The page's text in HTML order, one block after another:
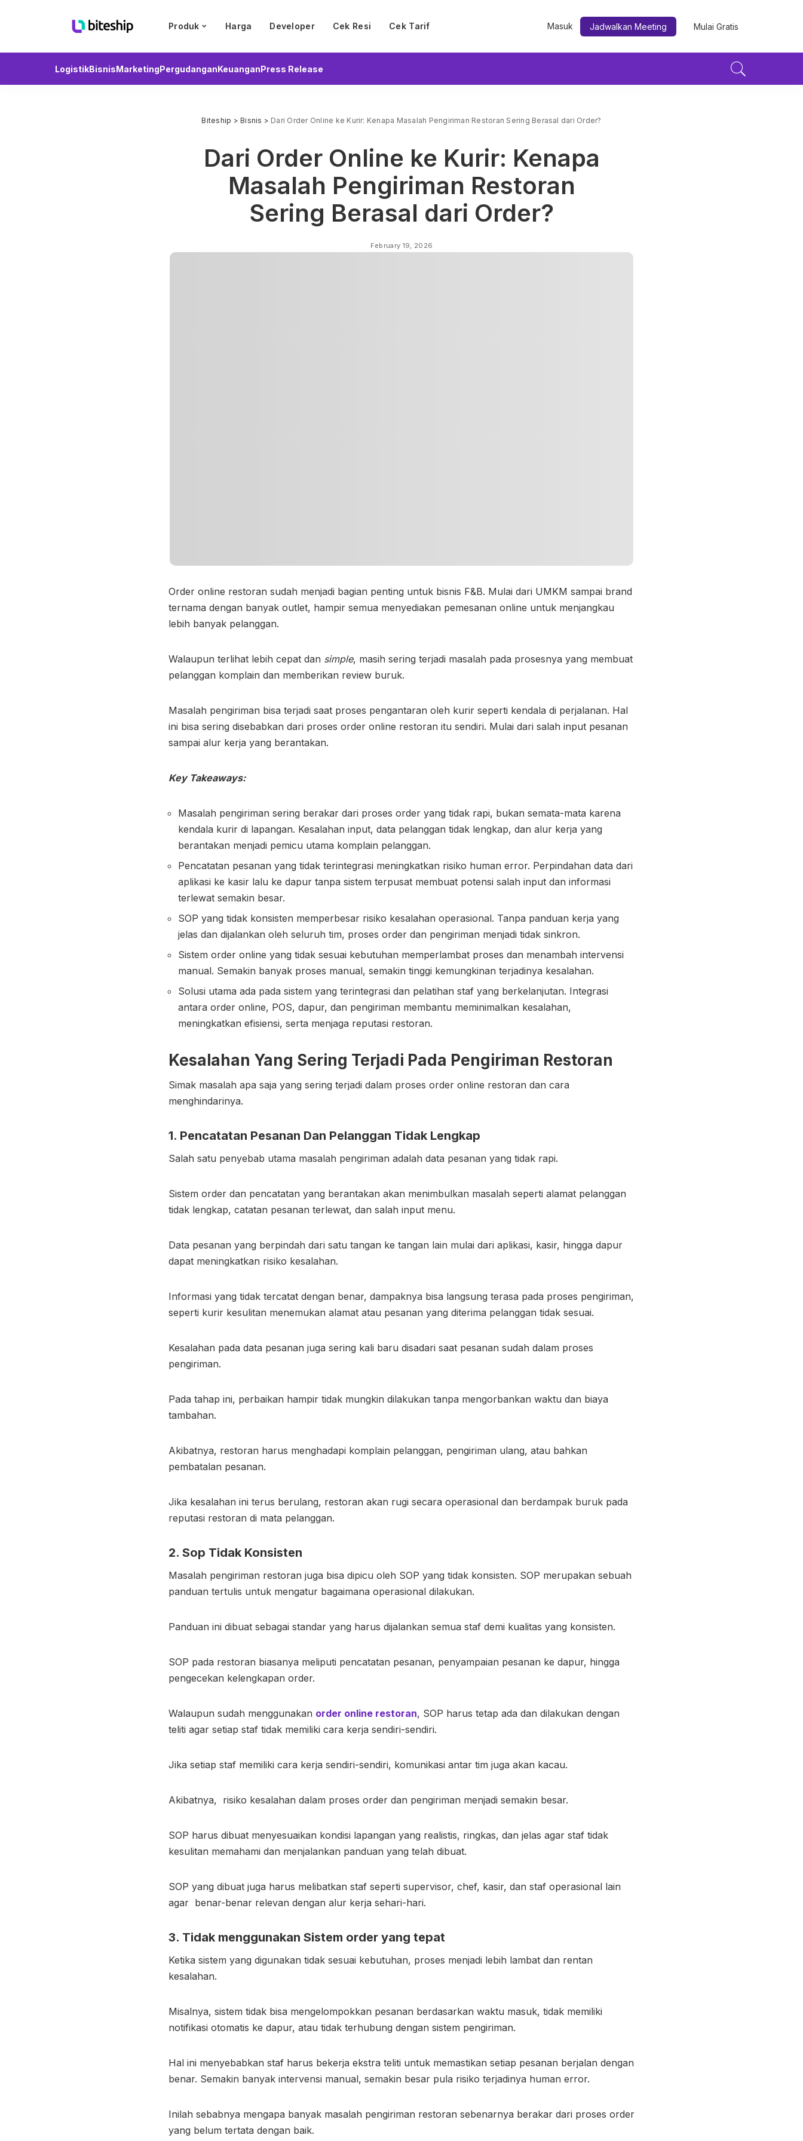
Produk Harga Developer Cek Resi Cek Tarif Masuk Jadwalkan Meeting Mulai Gratis
LogistikBisnisMarketingPergudanganKeuanganPress Release
Biteship >Bisnis > Dari Order Online ke Kurir: Kenapa Masalah Pengiriman Restoran Sering Berasal dari Order?
Dari Order Online ke Kurir: Kenapa
Masalah Pengiriman Restoran
Sering Berasal dari Order?
February 19, 2026
Order online restoran sudah menjadi bagian penting untuk bisnis F&B. Mulai dari UMKM sampai brand
ternama dengan banyak outlet, hampir semua menyediakan pemesanan online untuk menjangkau
lebih banyak pelanggan.
Walaupun terlihat lebih cepat dan simple, masih sering terjadi masalah pada prosesnya yang membuat
pelanggan komplain dan memberikan review buruk.
Masalah pengiriman bisa terjadi saat proses pengantaran oleh kurir seperti kendala di perjalanan. Hal
ini bisa sering disebabkan dari proses order online restoran itu sendiri. Mulai dari salah input pesanan
sampai alur kerja yang berantakan.
Key Takeaways:
Masalah pengiriman sering berakar dari proses order yang tidak rapi, bukan semata-mata karena
kendala kurir di lapangan. Kesalahan input, data pelanggan tidak lengkap, dan alur kerja yang
berantakan menjadi pemicu utama komplain pelanggan.
Pencatatan pesanan yang tidak terintegrasi meningkatkan risiko human error. Perpindahan data dari
aplikasi ke kasir lalu ke dapur tanpa sistem terpusat membuat potensi salah input dan informasi
terlewat semakin besar.
SOP yang tidak konsisten memperbesar risiko kesalahan operasional. Tanpa panduan kerja yang
jelas dan dijalankan oleh seluruh tim, proses order dan pengiriman menjadi tidak sinkron.
Sistem order online yang tidak sesuai kebutuhan memperlambat proses dan menambah intervensi
manual. Semakin banyak proses manual, semakin tinggi kemungkinan terjadinya kesalahan.
Solusi utama ada pada sistem yang terintegrasi dan pelatihan staf yang berkelanjutan. Integrasi
antara order online, POS, dapur, dan pengiriman membantu meminimalkan kesalahan,
meningkatkan efisiensi, serta menjaga reputasi restoran.
Kesalahan Yang Sering Terjadi Pada Pengiriman Restoran
Simak masalah apa saja yang sering terjadi dalam proses order online restoran dan cara
menghindarinya.
1. Pencatatan Pesanan Dan Pelanggan Tidak Lengkap
Salah satu penyebab utama masalah pengiriman adalah data pesanan yang tidak rapi.
Sistem order dan pencatatan yang berantakan akan menimbulkan masalah seperti alamat pelanggan
tidak lengkap, catatan pesanan terlewat, dan salah input menu.
Data pesanan yang berpindah dari satu tangan ke tangan lain mulai dari aplikasi, kasir, hingga dapur
dapat meningkatkan risiko kesalahan.
Informasi yang tidak tercatat dengan benar, dampaknya bisa langsung terasa pada proses pengiriman,
seperti kurir kesulitan menemukan alamat atau pesanan yang diterima pelanggan tidak sesuai.
Kesalahan pada data pesanan juga sering kali baru disadari saat pesanan sudah dalam proses
pengiriman.
Pada tahap ini, perbaikan hampir tidak mungkin dilakukan tanpa mengorbankan waktu dan biaya
tambahan.
Akibatnya, restoran harus menghadapi komplain pelanggan, pengiriman ulang, atau bahkan
pembatalan pesanan.
Jika kesalahan ini terus berulang, restoran akan rugi secara operasional dan berdampak buruk pada
reputasi restoran di mata pelanggan.
2. Sop Tidak Konsisten
Masalah pengiriman restoran juga bisa dipicu oleh SOP yang tidak konsisten. SOP merupakan sebuah
panduan tertulis untuk mengatur bagaimana operasional dilakukan.
Panduan ini dibuat sebagai standar yang harus dijalankan semua staf demi kualitas yang konsisten.
SOP pada restoran biasanya meliputi pencatatan pesanan, penyampaian pesanan ke dapur, hingga
pengecekan kelengkapan order.
Walaupun sudah menggunakan order online restoran, SOP harus tetap ada dan dilakukan dengan
teliti agar setiap staf tidak memiliki cara kerja sendiri-sendiri.
Jika setiap staf memiliki cara kerja sendiri-sendiri, komunikasi antar tim juga akan kacau.
Akibatnya, risiko kesalahan dalam proses order dan pengiriman menjadi semakin besar.
SOP harus dibuat menyesuaikan kondisi lapangan yang realistis, ringkas, dan jelas agar staf tidak
kesulitan memahami dan menjalankan panduan yang telah dibuat.
SOP yang dibuat juga harus melibatkan staf seperti supervisor, chef, kasir, dan staf operasional lain
agar benar-benar relevan dengan alur kerja sehari-hari.
3. Tidak menggunakan Sistem order yang tepat
Ketika sistem yang digunakan tidak sesuai kebutuhan, proses menjadi lebih lambat dan rentan
kesalahan.
Misalnya, sistem tidak bisa mengelompokkan pesanan berdasarkan waktu masuk, tidak memiliki
notifikasi otomatis ke dapur, atau tidak terhubung dengan sistem pengiriman.
Hal ini menyebabkan staf harus bekerja ekstra teliti untuk memastikan setiap pesanan berjalan dengan
benar. Semakin banyak intervensi manual, semakin besar pula risiko terjadinya human error.
Inilah sebabnya mengapa banyak masalah pengiriman restoran sebenarnya berakar dari proses order
yang belum tertata dengan baik.